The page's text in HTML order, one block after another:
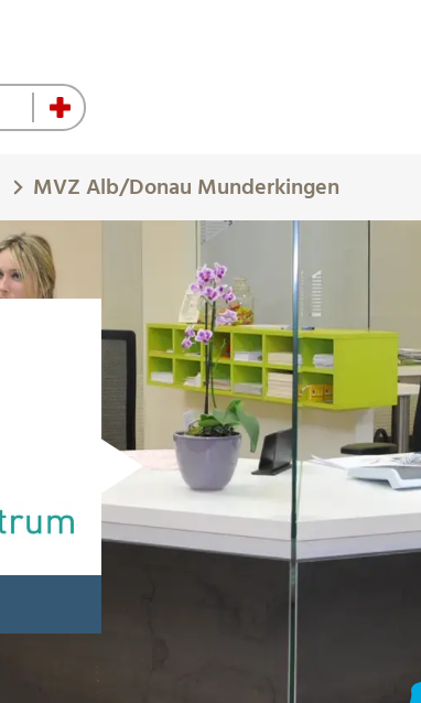
MVZ Alb/Donau Munderkingen